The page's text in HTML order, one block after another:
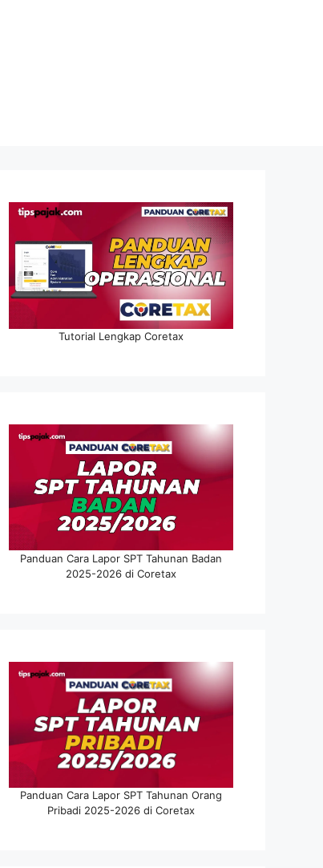
Tutorial Lengkap Coretax
Panduan Cara Lapor SPT Tahunan Badan
2025-2026 di Coretax
Panduan Cara Lapor SPT Tahunan Orang
Pribadi 2025-2026 di Coretax